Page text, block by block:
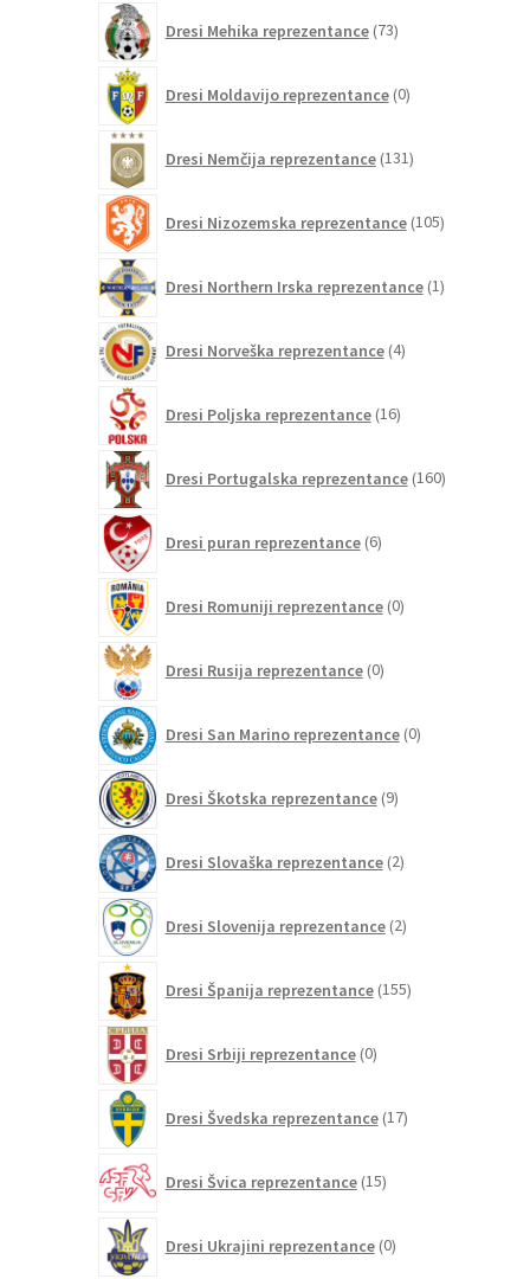
Dresi Mehika reprezentance 73izdelkov
Dresi Moldavijo reprezentance 0izdelkov
Dresi Nemčija reprezentance 131izdelkov
Dresi Nizozemska reprezentance 105izdelkov
Dresi Northern Irska reprezentance 1izdelek
Dresi Norveška reprezentance 4izdelki
Dresi Poljska reprezentance 16izdelkov
Dresi Portugalska reprezentance 160izdelkov
Dresi puran reprezentance 6izdelkov
Dresi Romuniji reprezentance 0izdelkov
Dresi Rusija reprezentance 0izdelkov
Dresi San Marino reprezentance 0izdelkov
Dresi Škotska reprezentance 9izdelkov
Dresi Slovaška reprezentance 2izdelka
Dresi Slovenija reprezentance 2izdelka
Dresi Španija reprezentance 155izdelkov
Dresi Srbiji reprezentance 0izdelkov
Dresi Švedska reprezentance 17izdelkov
Dresi Švica reprezentance 15izdelkov
Dresi Ukrajini reprezentance 0izdelkov